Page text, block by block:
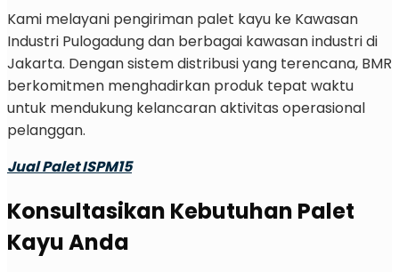
Kami melayani pengiriman palet kayu ke Kawasan
Industri Pulogadung dan berbagai kawasan industri di
Jakarta. Dengan sistem distribusi yang terencana, BMR
berkomitmen menghadirkan produk tepat waktu
untuk mendukung kelancaran aktivitas operasional
pelanggan.
Jual Palet ISPM15
Konsultasikan Kebutuhan Palet
Kayu Anda